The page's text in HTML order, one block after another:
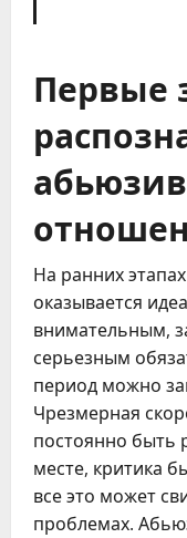
Первые
На ранних
оказывается
внимательным,
серьезным
период можно
Чрезмерная
постоянно быть
месте, критика
все это может
проблемах.